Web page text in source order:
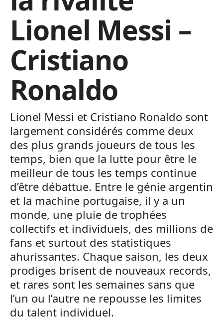
Lionel Messi –
Cristiano
Ronaldo
Lionel Messi et Cristiano Ronaldo sont
largement considérés comme deux
des plus grands joueurs de tous les
temps, bien que la lutte pour être le
meilleur de tous les temps continue
d’être débattue. Entre le génie argentin
et la machine portugaise, il y a un
monde, une pluie de trophées
collectifs et individuels, des millions de
fans et surtout des statistiques
ahurissantes. Chaque saison, les deux
prodiges brisent de nouveaux records,
et rares sont les semaines sans que
l’un ou l’autre ne repousse les limites
du talent individuel.